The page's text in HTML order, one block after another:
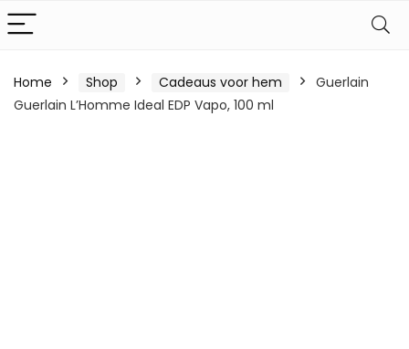
Home Shop Cadeaus voor hem
Guerlain
Guerlain L’Homme Ideal EDP Vapo, 100 ml